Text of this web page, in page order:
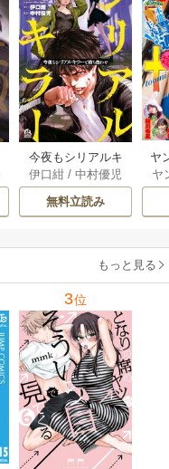
今夜もシリアルキ
ラーと待ち合わせ 5
巻
伊口紺 /中村優児
無料立読み
ヤ
ヤ
もっと見る
3位